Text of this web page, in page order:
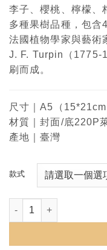
李子、櫻桃、檸檬
多種果樹品種，包含
法國植物學家與藝
J. F. Turpin（1775-
刷而成。
尺寸｜A5（
材質｜封面/底220P
產地｜臺灣
款式
臺大特藏A5方格筆記本